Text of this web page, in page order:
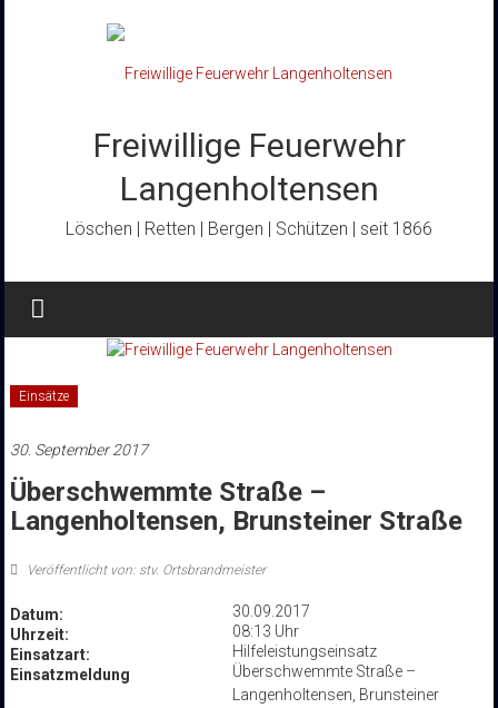
Freiwillige Feuerwehr
Langenholtensen
Löschen | Retten | Bergen | Schützen | seit 1866
Einsätze
30. September 2017
Überschwemmte Straße –
Langenholtensen, Brunsteiner Straße
Veröffentlicht von: stv. Ortsbrandmeister
Datum:
30.09.2017
Uhrzeit:
08:13 Uhr
Einsatzart:
Hilfeleistungseinsatz
Einsatzmeldung
Überschwemmte Straße –
Langenholtensen, Brunsteiner